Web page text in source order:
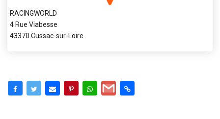
RACINGWORLD
4 Rue Viabesse
43370 Cussac-sur-Loire